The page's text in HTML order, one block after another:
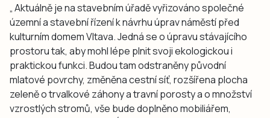
„ Aktuálně je na stavebním úřadě vyřizováno společné
územní a stavební řízení k návrhu úprav náměstí před
kulturním domem Vltava. Jedná se o úpravu stávajícího
prostoru tak, aby mohl lépe plnit svoji ekologickou i
praktickou funkci. Budou tam odstraněny původní
mlatové povrchy, změněna cestní síť, rozšířena plocha
zeleně o trvalkové záhony a travní porosty a o množství
vzrostlých stromů, vše bude doplněno mobiliářem,